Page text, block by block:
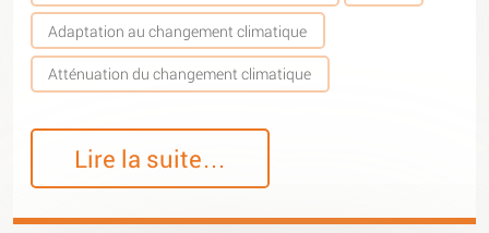
Adaptation au changement climatique
Atténuation du changement climatique
Lire la suite…